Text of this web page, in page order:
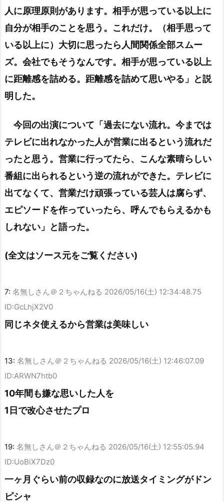
人に原理原則があります。相手が思っている以上に
自分が相手のことを思う。これだけ。（相手思って
いる以上に）大切に思ったら人間関係全部スムー
ズ。会社でもそうなんです。相手が思っている以上
に距離感を詰める。距離感を詰めて思いやる」と説
明した。
今回の出演について「過去にない流れ。今までは
テレビに出れなかった人が営業に出るという流れだ
ったと思う。営業に行ってたら、こんな素晴らしい
番組に出られるという逆の流れができた。テレビに
出てなくて、営業だけ頑張っている芸人は腐らず、
エピソードを作っていったら、呼んでもらえるかも
しれない」と語った。
(全文はソース元をご覧ください)
7: 名無しさん＠２ちゃんねる 2026/05/16(土) 12:34:48.75
ID:GcLhjX2V0
同じネタ使えるから営業は美味しい
13: 名無しさん＠２ちゃんねる 2026/05/16(土) 12:46:07.09
ID:ARWN7htb0
10年間も嫌な思いした人を
1日で改心させたプロ
19: 名無しさん＠２ちゃんねる 2026/05/16(土) 12:55:05.94
ID:UoBiX7Dz0
一ヶ月ぐらい前の収録なのに放送タイミングがドン
ピシャ